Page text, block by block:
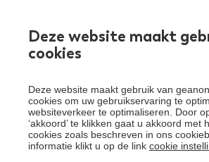
Deze website maakt
cookies
Deze website maakt gebruik van
cookies om uw gebruikservaring te
websiteverkeer te optimaliseren. Door
‘akkoord’ te klikken gaat u akkoord met
cookies zoals beschreven in ons
informatie klikt u op de link cookie
Over Santeon
Waardegedreven zorg
Schrijf je in voor de
Schrijf je in voor onze nieuwsbrief en